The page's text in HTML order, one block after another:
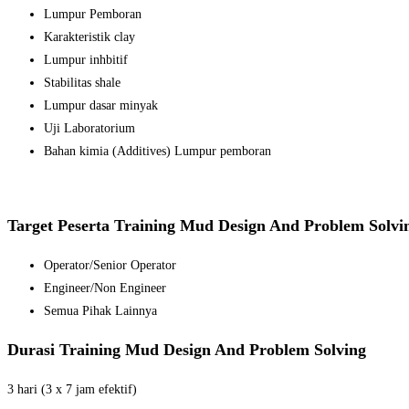
Lumpur Pemboran
Karakteristik clay
Lumpur inhbitif
Stabilitas shale
Lumpur dasar minyak
Uji Laboratorium
Bahan kimia (Additives) Lumpur pemboran
Target Peserta Training Mud Design And Problem
Operator/Senior Operator
Engineer/Non Engineer
Semua Pihak Lainnya
Durasi Training Mud Design And Problem Solving
3 hari (3 x 7 jam efektif)